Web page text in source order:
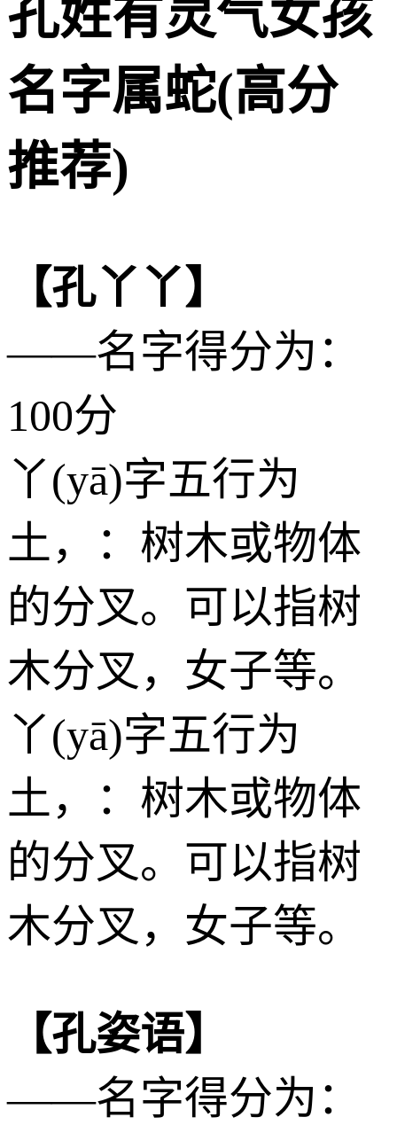
孔姓有灵气女孩
名字属蛇(高分
推荐)
【孔丫丫】
——名字得分为：
100分
丫(yā)字五行为
土，：树木或物体
的分叉。可以指树
木分叉，女子等。
丫(yā)字五行为
土，：树木或物体
的分叉。可以指树
木分叉，女子等。
【孔姿语】
——名字得分为：